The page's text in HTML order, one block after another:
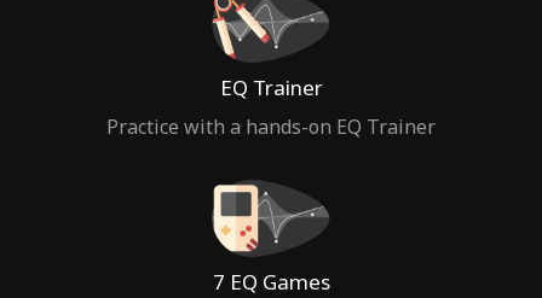
EQ Trainer
Practice with a hands-on EQ Trainer
7 EQ Games